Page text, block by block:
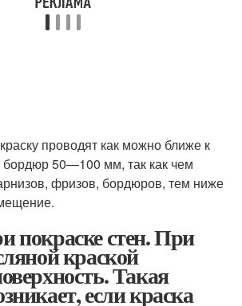
проводят как можно ближе к
бордюр 50—100 мм, так как чем
фризов, бордюров, тем ниже
покраске стен. При
краской
Такая
если краска